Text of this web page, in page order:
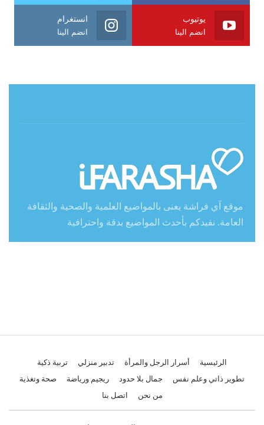
يوتيوب
انضم الينا
انستغرام
انضم الينا
موقع آي فراشة يعنى بالمواضيع العلمية والصحية والثقافة
العامة. نفيدكم بأحدث المواضيع بدقة واحترافية
الرئيسية أسرار الرجل والمرأة تدبير منزلي
تربية ذكية
تطوير ذاتي وعلم نفس
جمال بلا حدود ريجيم ورياضة
صحة وتغذية
من نحن
اتصل بنا